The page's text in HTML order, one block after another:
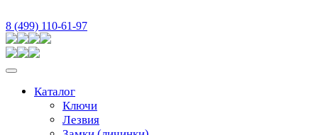
8 (499) 110-61-97
Каталог
Ключи
Лезвия